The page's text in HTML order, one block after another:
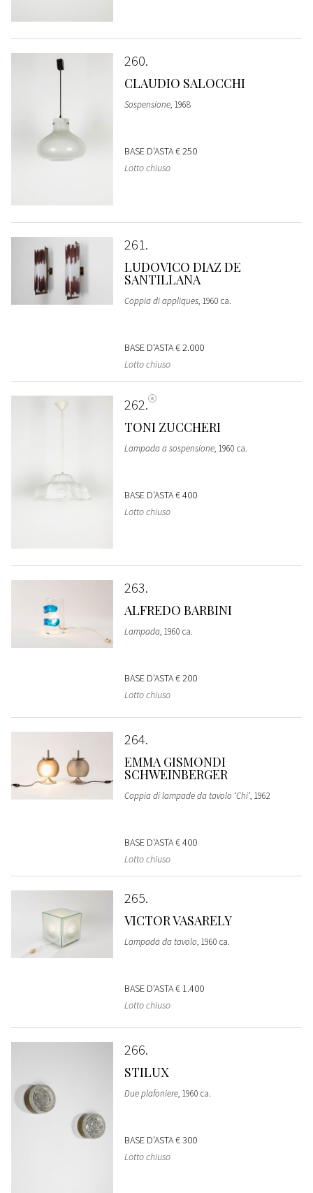
260
CLAUDIO SALOCCHI
Sospensione, 1968
BASE D'ASTA€ 250
Lotto chiuso
261
LUDOVICO DIAZ DE
SANTILLANA
Coppia di appliques, 1960 ca.
BASE D'ASTA€ 2.000
Lotto chiuso
262
TONI ZUCCHERI
Lampada a sospensione, 1960 ca.
BASE D'ASTA€ 400
Lotto chiuso
263
ALFREDO BARBINI
Lampada, 1960 ca.
BASE D'ASTA€ 200
Lotto chiuso
264
EMMA GISMONDI
SCHWEINBERGER
Coppia di lampade da tavolo ‘Chi’, 1962
BASE D'ASTA€ 400
Lotto chiuso
265
VICTOR VASARELY
Lampada da tavolo, 1960 ca.
BASE D'ASTA€ 1.400
Lotto chiuso
266
STILUX
Due plafoniere, 1960 ca.
BASE D'ASTA€ 300
Lotto chiuso